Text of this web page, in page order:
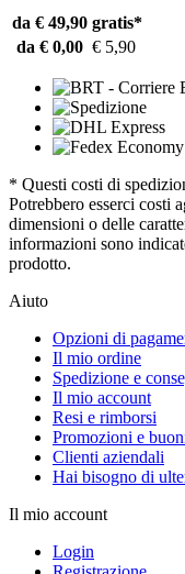
da € 49,90 gratis*
da € 0,00 € 5,90
* Questi costi di
Potrebbero esserci costi
dimensioni o delle
informazioni sono
prodotto.
Aiuto
Opzioni di
Il mio ordine
Spedizione e
Il mio account
Resi e rimborsi
Promozioni e
Clienti aziendali
Hai bisogno di
Il mio account
Login